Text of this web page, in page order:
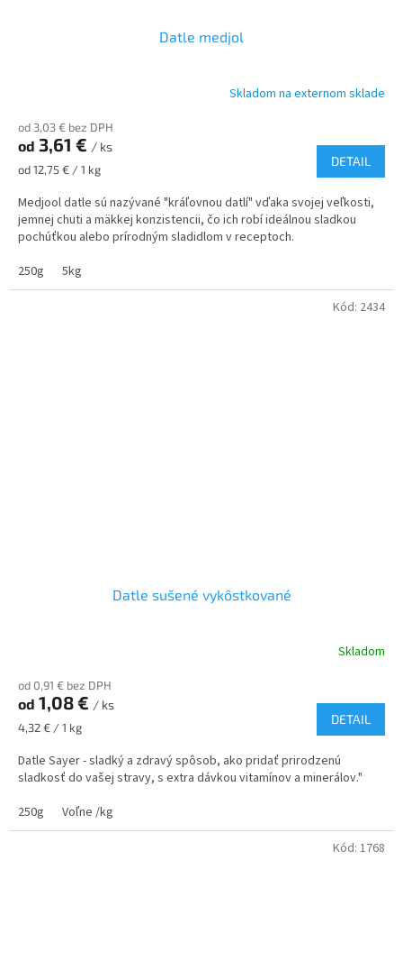
Datle medjol
produktu
je
5,0
5
hviezdičiek.
Skladom na externom sklade
od 3,03 € bez DPH
od 3,61 € / ks
Jednotková
od 12,75 € / 1 kg
DETAIL
Medjool datle sú nazývané "kráľovnou datlí" vďaka svojej veľkosti,
jemnej chuti a mäkkej konzistencii, čo ich robí ideálnou sladkou
pochúťkou alebo prírodným sladidlom v receptoch.
250g
5kg
Datle sušené vykôstkované
Skladom
od 0,91 € bez DPH
od 1,08 € / ks
Jednotková
4,32 € / 1 kg
DETAIL
Datle Sayer - sladký a zdravý spôsob, ako pridať prirodzenú
sladkosť do vašej stravy, s extra dávkou vitamínov a minerálov."
250g
Voľne /kg
Kód: 2434
Kód: 1768